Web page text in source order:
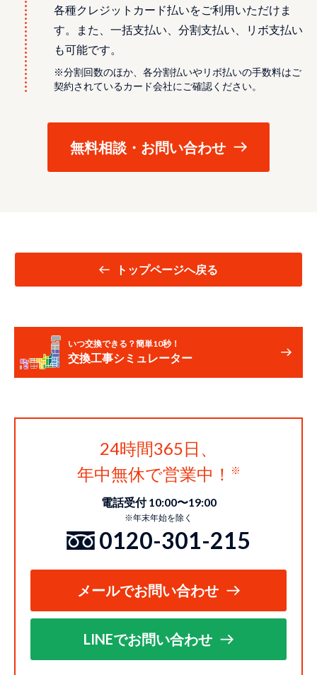
各種クレジットカード払いをご利用いただけま
す。また、一括支払い、分割支払い、リボ支払い
も可能です。
※分割回数のほか、各分割払いやリボ払いの手数料はご
契約されているカード会社にご確認ください。
無料相談・お問い合わせ
トップページへ戻る
いつ交換できる？簡単10秒！
交換工事シミュレーター
24時間365日、
年中無休で営業中！
電話受付 10:00〜19:00
※年末年始を除く
0120-301-215
メールでお問い合わせ
LINEでお問い合わせ